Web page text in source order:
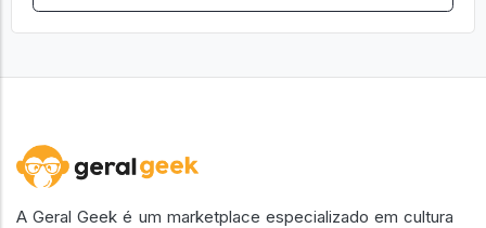
A Geral Geek é um marketplace especializado em cultura